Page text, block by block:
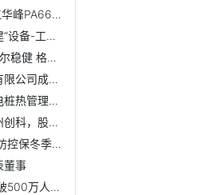
每日简讯:生意社：11月4日浙江华峰PA66装置动态
热头条丨伊之密：公司初步构建“设备-工艺-认证”联动机制，...
家电三巨头三季报 美的加速 海尔稳健 格力内忧外困_焦点快看
今日热文：广州明佳塑料制品有限公司成立 注册资本50万人民币
微动态丨高澜股份：公司在充电桩热管理方面有相关技术储备
航新科技：控股股东变更为衢州创科，股票及可转债明起复牌
每日快播:秦岭铁警：线路治安防控保冬季铁路安全
董事
每日视讯:今年厦门口岸出入境破500万人次 外籍旅客量创新高